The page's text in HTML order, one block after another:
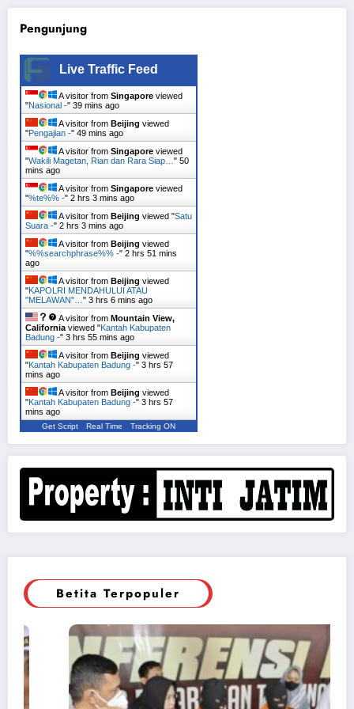
Pengunjung
Live Traffic Feed
A visitor from Singapore viewed
"Nasional -" 39 mins ago
A visitor from Beijing viewed
"Pengajian -" 49 mins ago
A visitor from Singapore viewed
"Wakili Magetan, Rian dan Rara Siap… " 50
mins ago
A visitor from Singapore viewed
"%te%% -" 2 hrs 3 mins ago
A visitor from Beijing viewed "Satu
Suara -" 2 hrs 3 mins ago
A visitor from Beijing viewed
"%%searchphrase%% -" 2 hrs 51 mins
ago
A visitor from Beijing viewed
"KAPOLRI MENDAHULUI ATAU
"MELAWAN"… " 3 hrs 6 mins ago
A visitor from Mountain View,
California viewed "Kantah Kabupaten
Badung -" 3 hrs 55 mins ago
A visitor from Beijing viewed
"Kantah Kabupaten Badung -" 3 hrs 57
mins ago
A visitor from Beijing viewed
"Kantah Kabupaten Badung -" 3 hrs 57
mins ago
Get Script Real Time Tracking ON
Betita Terpopuler